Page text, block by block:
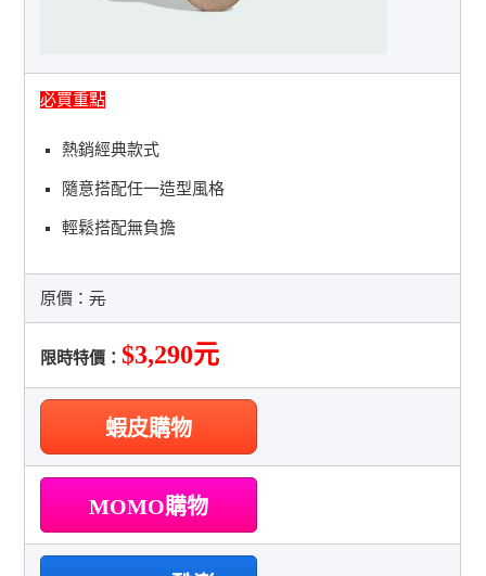
必買重點
熱銷經典款式
隨意搭配任一造型風格
輕鬆搭配無負擔
原價：元
限時特價：$3,290元
蝦皮購物
MOMO購物